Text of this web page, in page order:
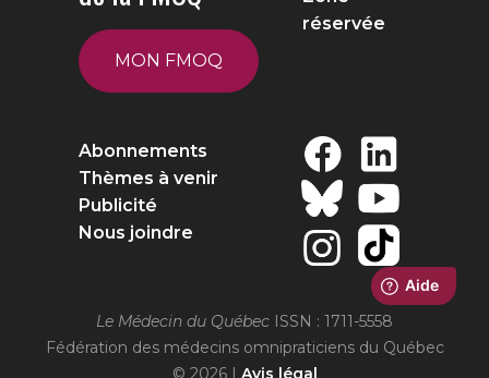
MON FMOQ
réservée
Abonnements
Thèmes à venir
Publicité
Nous joindre
Le Médecin du Québec ISSN : 1711-5558
Fédération des médecins omnipraticiens du Québec
© 2026 | Avis légal